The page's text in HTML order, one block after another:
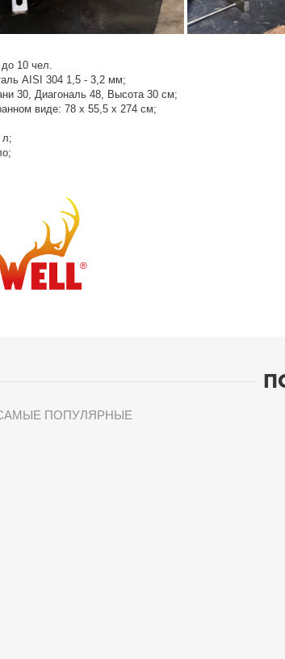
10 чел.
AISI 304 1,5 - 3,2 мм;
30, Диагональ 48, Высота 30 см;
виде: 78 x 55,5 x 274 см;
л;
ПОПУЛЯРНЫЕ